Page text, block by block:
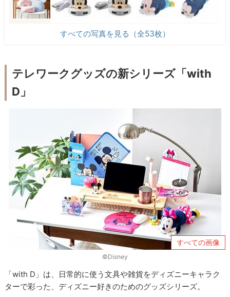
すべての写真を見る（全53枚）
テレワークグッズの新シリーズ「with
D」
すべての画像
©Disney
「with D」は、日常的に使う文具や雑貨をディズニーキャラク
ターで彩った、ディズニー好きのためのグッズシリーズ。